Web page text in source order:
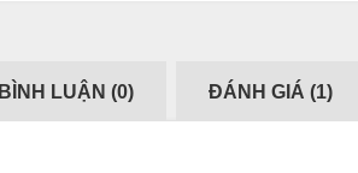
BÌNH LUẬN (0) ĐÁNH GIÁ (1)